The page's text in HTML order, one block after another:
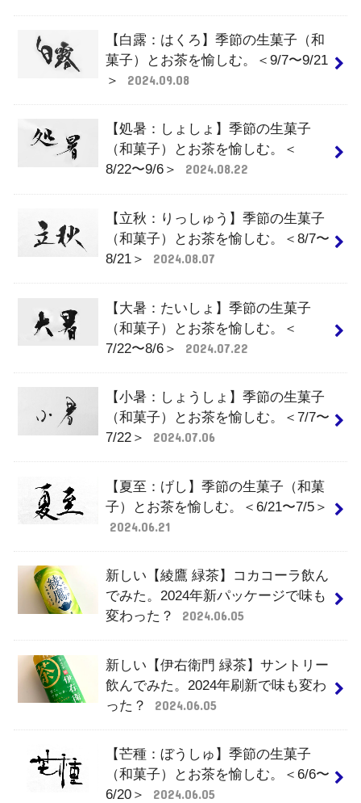
【白露：はくろ】季節の生菓子（和
菓子）とお茶を愉しむ。＜9/7〜9/21
＞
2024.09.08
【処暑：しょしょ】季節の生菓子
（和菓子）とお茶を愉しむ。＜
8/22〜9/6＞
2024.08.22
【立秋：りっしゅう】季節の生菓子
（和菓子）とお茶を愉しむ。＜8/7〜
8/21＞
2024.08.07
【大暑：たいしょ】季節の生菓子
（和菓子）とお茶を愉しむ。＜
7/22〜8/6＞
2024.07.22
【小暑：しょうしょ】季節の生菓子
（和菓子）とお茶を愉しむ。＜7/7〜
7/22＞
2024.07.06
【夏至：げし】季節の生菓子（和菓
子）とお茶を愉しむ。＜6/21〜7/5＞
2024.06.21
新しい【綾鷹 緑茶】コカコーラ飲ん
でみた。2024年新パッケージで味も
変わった？
2024.06.05
新しい【伊右衛門 緑茶】サントリー
飲んでみた。2024年刷新で味も変わ
った？
2024.06.05
【芒種：ぼうしゅ】季節の生菓子
（和菓子）とお茶を愉しむ。＜6/6〜
6/20＞
2024.06.05